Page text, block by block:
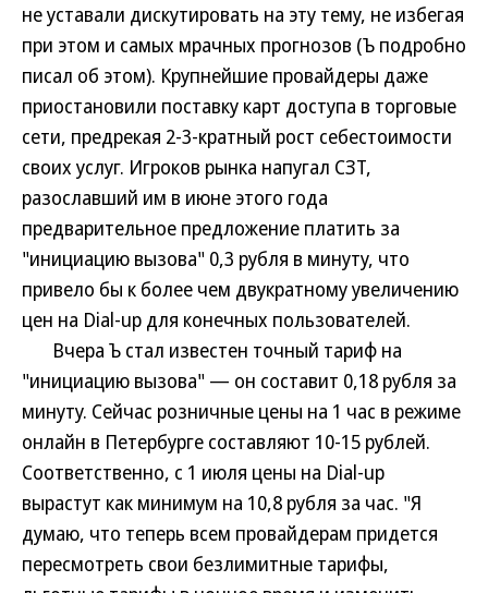
не уставали дискутировать на эту тему, не избегая
при этом и самых мрачных прогнозов (Ъ подробно
писал об этом). Крупнейшие провайдеры даже
приостановили поставку карт доступа в торговые
сети, предрекая 2-3-кратный рост себестоимости
своих услуг. Игроков рынка напугал СЗТ,
разославший им в июне этого года
предварительное предложение платить за
"инициацию вызова" 0,3 рубля в минуту, что
привело бы к более чем двукратному увеличению
цен на Dial-up для конечных пользователей.
Вчера Ъ стал известен точный тариф на
"инициацию вызова" — он составит 0,18 рубля за
минуту. Сейчас розничные цены на 1 час в режиме
онлайн в Петербурге составляют 10-15 рублей.
Соответственно, с 1 июля цены на Dial-up
вырастут как минимум на 10,8 рубля за час. "Я
думаю, что теперь всем провайдерам придется
пересмотреть свои безлимитные тарифы,